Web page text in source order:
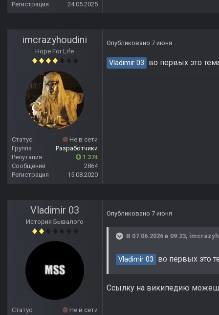
Регистрация
24.05.2025
imcrazyhoudini
Hope For Life
Статус
Не в сети
Группа
Разработчики
Репутация
1 374
Сообщений
2864
Регистрация
15.08.2020
Опубликовано 7 июня
Vladimir 03 во первых это
Vladimir 03
История Бывалого
Статус
Не в сети
Опубликовано 7 июня
В 07.06.2026 в 09:23,
Vladimir 03 во первых это
Ссылку на википедию